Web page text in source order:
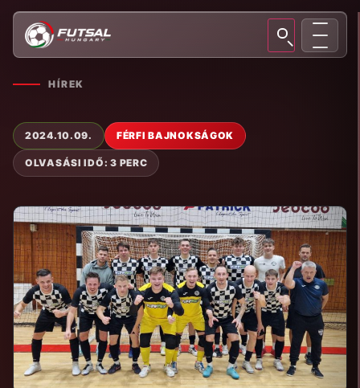
HÍREK
2024.10.09. FÉRFI BAJNOKSÁGOK
OLVASÁSI IDŐ: 3 PERC